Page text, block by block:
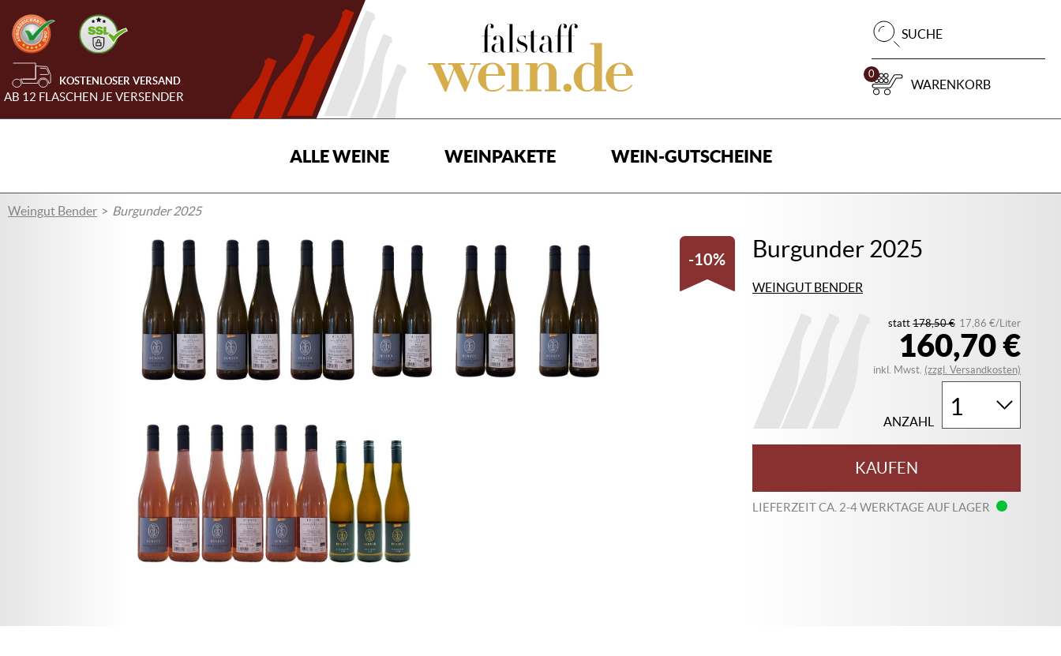
KOSTENLOSER VERSAND
AB 12 FLASCHEN JE VERSENDER
SUCHE
0
WARENKORB
ALLE WEINE WEINPAKETE WEIN-GUTSCHEINE
Weingut Bender Burgunder 2025
-10% Burgunder 2025
WEINGUT BENDER
160,70 €
statt178,50 € 17,86 €/Liter
inkl. Mwst. (zzgl. Versandkosten)
ANZAHL
KAUFEN
LIEFERZEIT CA. 2-4 WERKTAGE AUF LAGER